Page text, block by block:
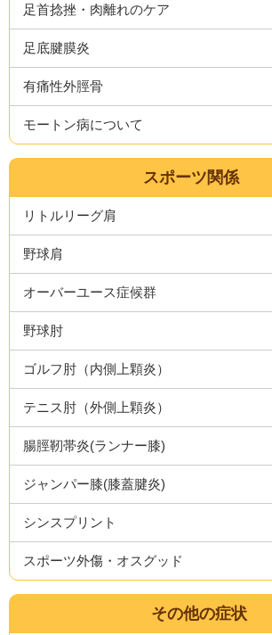
足首捻挫・肉離れのケア
足底腱膜炎
有痛性外脛骨
モートン病について
スポーツ関係
リトルリーグ肩
野球肩
オーバーユース症候群
野球肘
ゴルフ肘（内側上顆炎）
テニス肘（外側上顆炎）
腸脛靭帯炎(ランナー膝)
ジャンパー膝(膝蓋腱炎)
シンスプリント
スポーツ外傷・オスグッド
その他の症状